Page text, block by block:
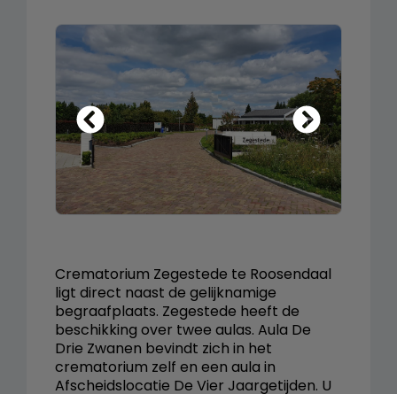
Crematorium Zegestede te Roosendaal
ligt direct naast de gelijknamige
begraafplaats. Zegestede heeft de
beschikking over twee aulas. Aula De
Drie Zwanen bevindt zich in het
crematorium zelf en een aula in
Afscheidslocatie De Vier Jaargetijden. U